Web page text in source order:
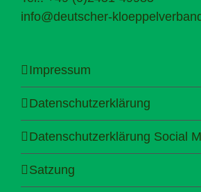
info@deutscher-
Impressum
Datenschutzerklärung
Datenschutzerklärung Social
Satzung